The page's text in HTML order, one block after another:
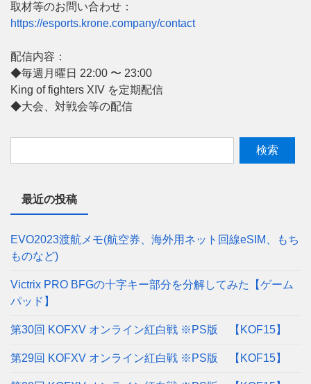
取材等のお問い合わせ：
https://esports.krone.company/contact
配信内容：
◆毎週月曜日 22:00 〜 23:00
King of fighters XIV を定期配信
◆大会、対戦会等の配信
最近の投稿
EVO2023渡航メモ(航空券、海外用ネット回線eSIM、もち
ものなど)
Victrix PRO BFGの十字キー部分を分解してみた【ゲーム
パッド】
第30回 KOFXV オンライン紅白戦 ※PS版 【KOF15】
第29回 KOFXV オンライン紅白戦 ※PS版 【KOF15】